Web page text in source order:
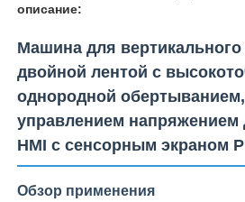
Главная страница
Продукция
описание:
Машина для
двойной лентой с
однородной
управлением напряжением
HMI с сенсорным экраном
Обзор применения